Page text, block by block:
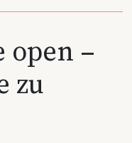
open –
zu